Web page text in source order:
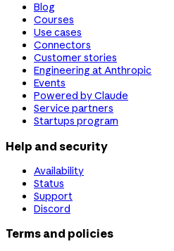
Blog
Courses
Use cases
Connectors
Customer stories
Engineering at Anthropic
Events
Powered by Claude
Service partners
Startups program
Help and security
Availability
Status
Support
Discord
Terms and policies